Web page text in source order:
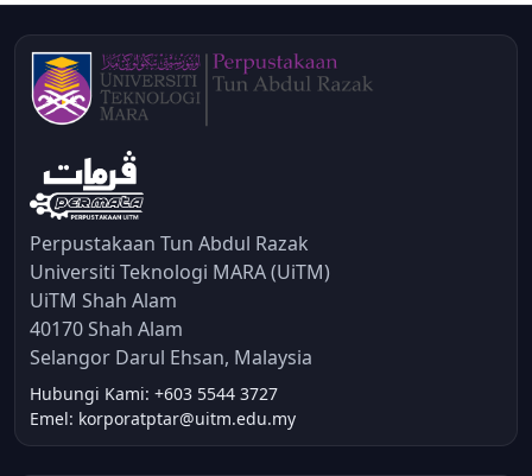
Perpustakaan Tun Abdul Razak
Universiti Teknologi MARA (UiTM)
UiTM Shah Alam
40170 Shah Alam
Selangor Darul Ehsan, Malaysia
Hubungi Kami: +603 5544 3727
Emel: korporatptar@uitm.edu.my